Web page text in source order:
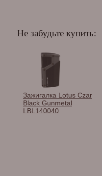
Не забудьте купить:
Зажигалка Lotus Czar
Black Gunmetal
LBL140040